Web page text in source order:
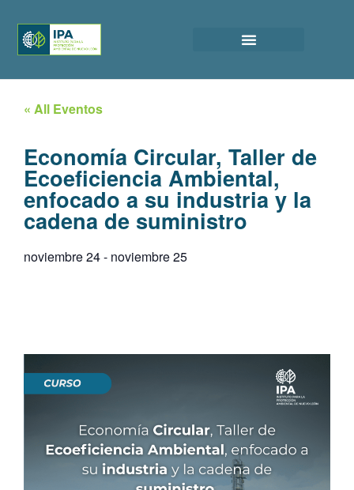
« All Eventos
Economía Circular, Taller de
Ecoeficiencia Ambiental,
enfocado a su industria y la
cadena de suministro
noviembre 24- noviembre 25